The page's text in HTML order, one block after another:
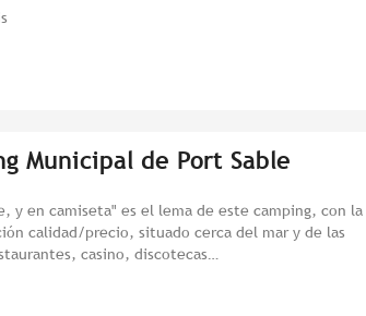
Municipal de Port Sable
y en camiseta" es el lema de este camping, con la
calidad/precio, situado cerca del mar y de las
casino, discotecas…